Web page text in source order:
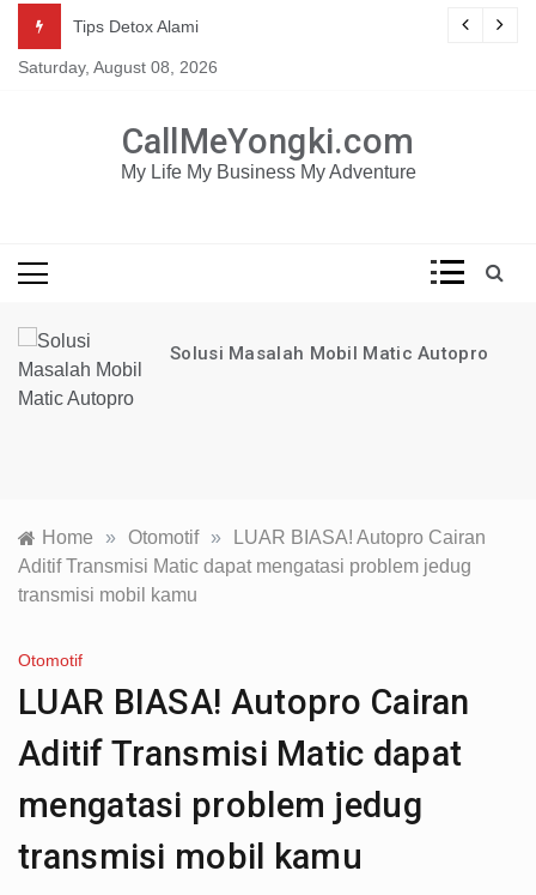
Mau dapat tutorial digital marketing GRATIS selama 1
content
Tips Detox Alami
Saturday, August 08, 2026
CallMeYongki.com
My Life My Business My Adventure
Solusi Masalah Mobil Matic Autopro
Home » Otomotif »
LUAR BIASA! Autopro Cairan
Aditif Transmisi Matic dapat mengatasi problem jedug
transmisi mobil kamu
Otomotif
LUAR BIASA! Autopro Cairan
Aditif Transmisi Matic dapat
mengatasi problem jedug
transmisi mobil kamu